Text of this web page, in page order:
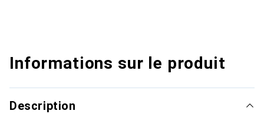
Informations sur le produit
Description